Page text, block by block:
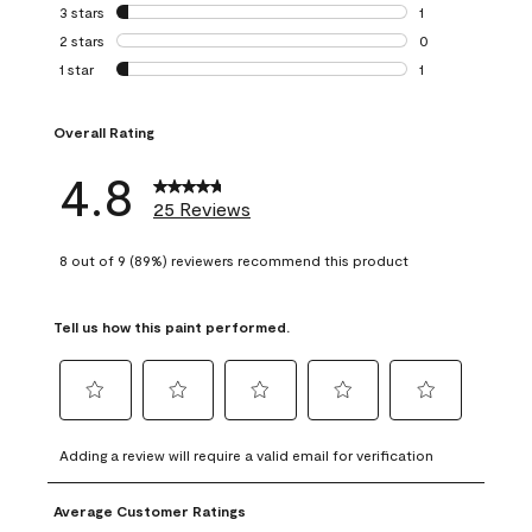
0 reviews with 4
3 stars stars
1
1 review with 3
2 stars stars
0
0 reviews with 2
1 star stars
1
Overall Rating
4.8 25 Reviews
8 out of 9 (89%) reviewers recommend this product
Tell us how this paint performed.
to
rate
the
item
to
rate
the
to
rate
the
item
to
rate
to
rate
Adding a review will require a valid email for verification
Average Customer Ratings